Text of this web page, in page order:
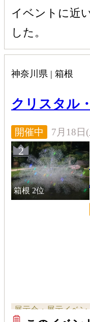
イベントに近
した。
神奈川県 | 箱根
クリスタル
開催中 7月18日
2
箱根 2位
展示会・展示イベン